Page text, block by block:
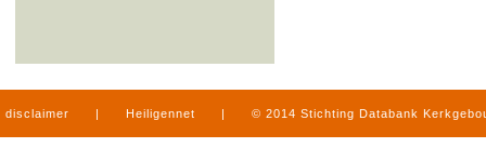
disclaimer | Heiligennet | © 2014 Stichting Databank